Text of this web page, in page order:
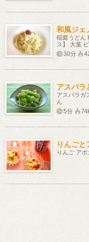
和風ジェ
稲庭うどん
ス】 大葉
30分
アスパラ
アスパラガ
ん
5分
りんごと
りんご ア